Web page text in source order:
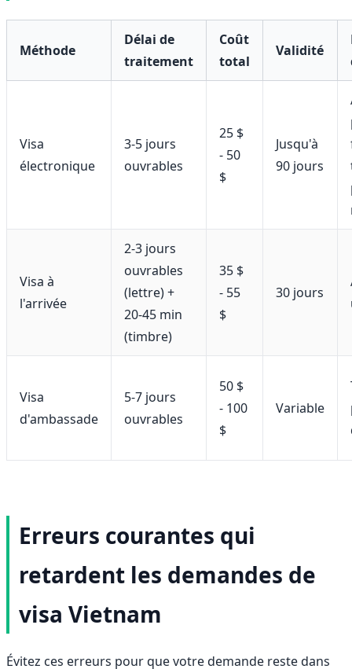
Méthode
Délai de
traitement
Coût
total
Validité
Visa
électronique
3-5 jours
ouvrables
25 $
- 50
$
Jusqu'à
90 jours
Visa à
l'arrivée
2-3 jours
ouvrables
(lettre) +
20-45 min
(timbre)
35 $
- 55
$
30 jours
Visa
d'ambassade
5-7 jours
ouvrables
50 $
- 100
$
Variable
Erreurs courantes qui
retardent les demandes de
visa Vietnam
Évitez ces erreurs pour que votre demande reste dans